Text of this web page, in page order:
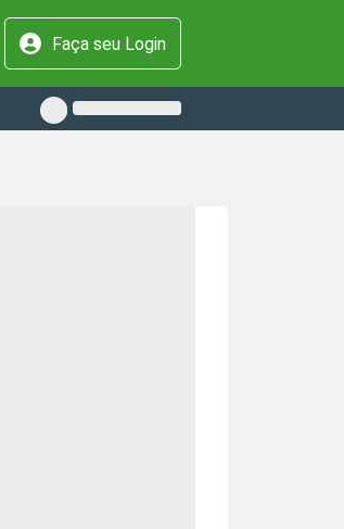
Faça seu Login